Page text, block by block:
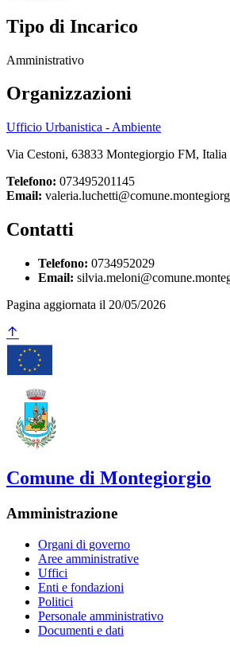
Tipo di Incarico
Amministrativo
Organizzazioni
Ufficio Urbanistica - Ambiente
Via Cestoni, 63833 Montegiorgio FM, Italia
Telefono: 073495201145
Email:
Contatti
Telefono: 0734952029
Email:
Pagina aggiornata il 20/05/2026
Comune di Montegiorgio
Amministrazione
Organi di governo
Aree amministrative
Uffici
Enti e fondazioni
Politici
Personale amministrativo
Documenti e dati